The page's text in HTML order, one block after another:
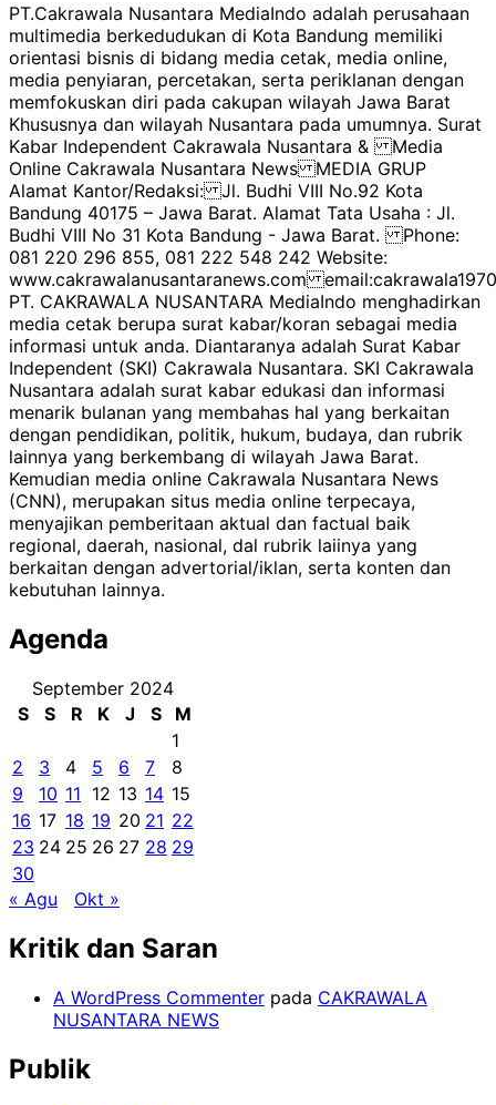
PT.Cakrawala Nusantara MediaIndo adalah perusahaan
multimedia berkedudukan di Kota Bandung memiliki
orientasi bisnis di bidang media cetak, media online,
media penyiaran, percetakan, serta periklanan dengan
memfokuskan diri pada cakupan wilayah Jawa Barat
Khususnya dan wilayah Nusantara pada umumnya. Surat
Kabar Independent Cakrawala Nusantara & Media
Online Cakrawala Nusantara News MEDIA GRUP
Alamat Kantor/Redaksi: Jl. Budhi VIII No.92 Kota
Bandung 40175 – Jawa Barat. Alamat Tata Usaha : Jl.
Budhi VIII No 31 Kota Bandung - Jawa Barat. Phone:
081 220 296 855, 081 222 548 242 Website:
www.cakrawalanusantaranews.com
PT. CAKRAWALA NUSANTARA MediaIndo menghadirkan
media cetak berupa surat kabar/koran sebagai media
informasi untuk anda. Diantaranya adalah Surat Kabar
Independent (SKI) Cakrawala Nusantara. SKI Cakrawala
Nusantara adalah surat kabar edukasi dan informasi
menarik bulanan yang membahas hal yang berkaitan
dengan pendidikan, politik, hukum, budaya, dan rubrik
lainnya yang berkembang di wilayah Jawa Barat.
Kemudian media online Cakrawala Nusantara News
(CNN), merupakan situs media online terpecaya,
menyajikan pemberitaan aktual dan factual baik
regional, daerah, nasional, dal rubrik laiinya yang
berkaitan dengan advertorial/iklan, serta konten dan
kebutuhan lainnya.
Agenda
September 2024
S
S R K J S
M
1
2
3 4 5 6 7
8
9
10 11 12 13 14 15
16 17 18 19 20 21 22
23 24 25 26 27 28 29
30
« Agu
Okt »
Kritik dan Saran
A WordPress Commenter pada CAKRAWALA
NUSANTARA NEWS
Publik